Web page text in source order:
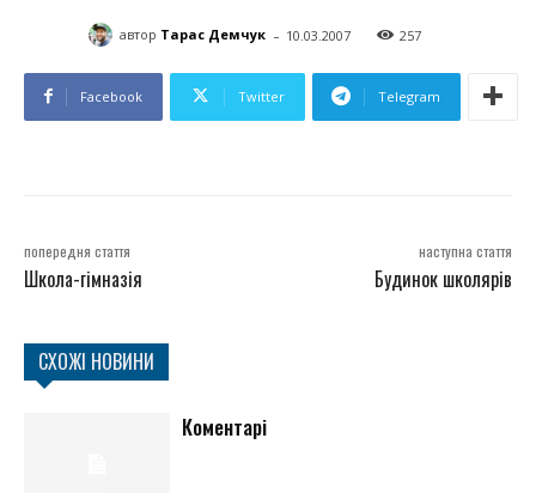
автор Тарас Демчук - 10.03.2007 257
Facebook Twitter Telegram
попередня стаття
Школа-гімназія
наступна стаття
Будинок школярів
СХОЖІ НОВИНИ
Коментарі